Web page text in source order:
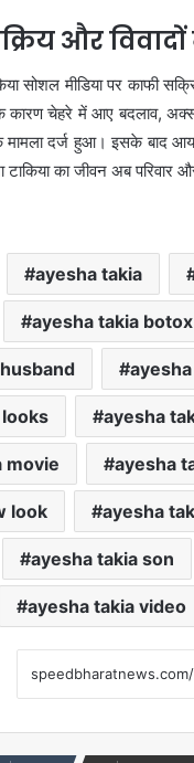
और
सोशल मीडिया पर काफी
चेहरे में आए बदलाव,
दर्ज हुआ। इसके बाद
का जीवन अब परिवार
ayesha takia
ayesha takia botox
ayesha
movie ayesha
look ayesha
ayesha takia son
ayesha takia video